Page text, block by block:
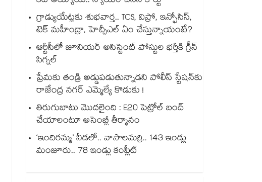
గ్రాడ్యుయేట్లకు శుభవార్త.. TCS, విప్రో, ఇన్ఫోసిస్,
టెక్ మహీంద్రా, హెచ్సీఎల్ ఏం చేస్తున్నాయంటే?
ఆర్టీసీలో జూనియర్ అసిస్టెంట్‌‌ పోస్టుల భర్తీకి గ్రీన్‌‌
సిగ్నల్
ప్రేమకు తండ్రి అడ్డుపడుతున్నాడని పోలీస్ స్టేషన్⁪కు
రాజేంద్ర నగర్ ఎమ్మెల్యే కొడుకు !
తిరుగుబాటు మొదలైంది : E20 పెట్రోల్ బంద్
చేయాలంటూ అసెంబ్లీ తీర్మానం
‘ఇందిరమ్మ’ నీడలో.. వాసాలమర్రి.. 143 ఇండ్లు
మంజూరు.. 78 ఇండ్లు కంప్లీట్